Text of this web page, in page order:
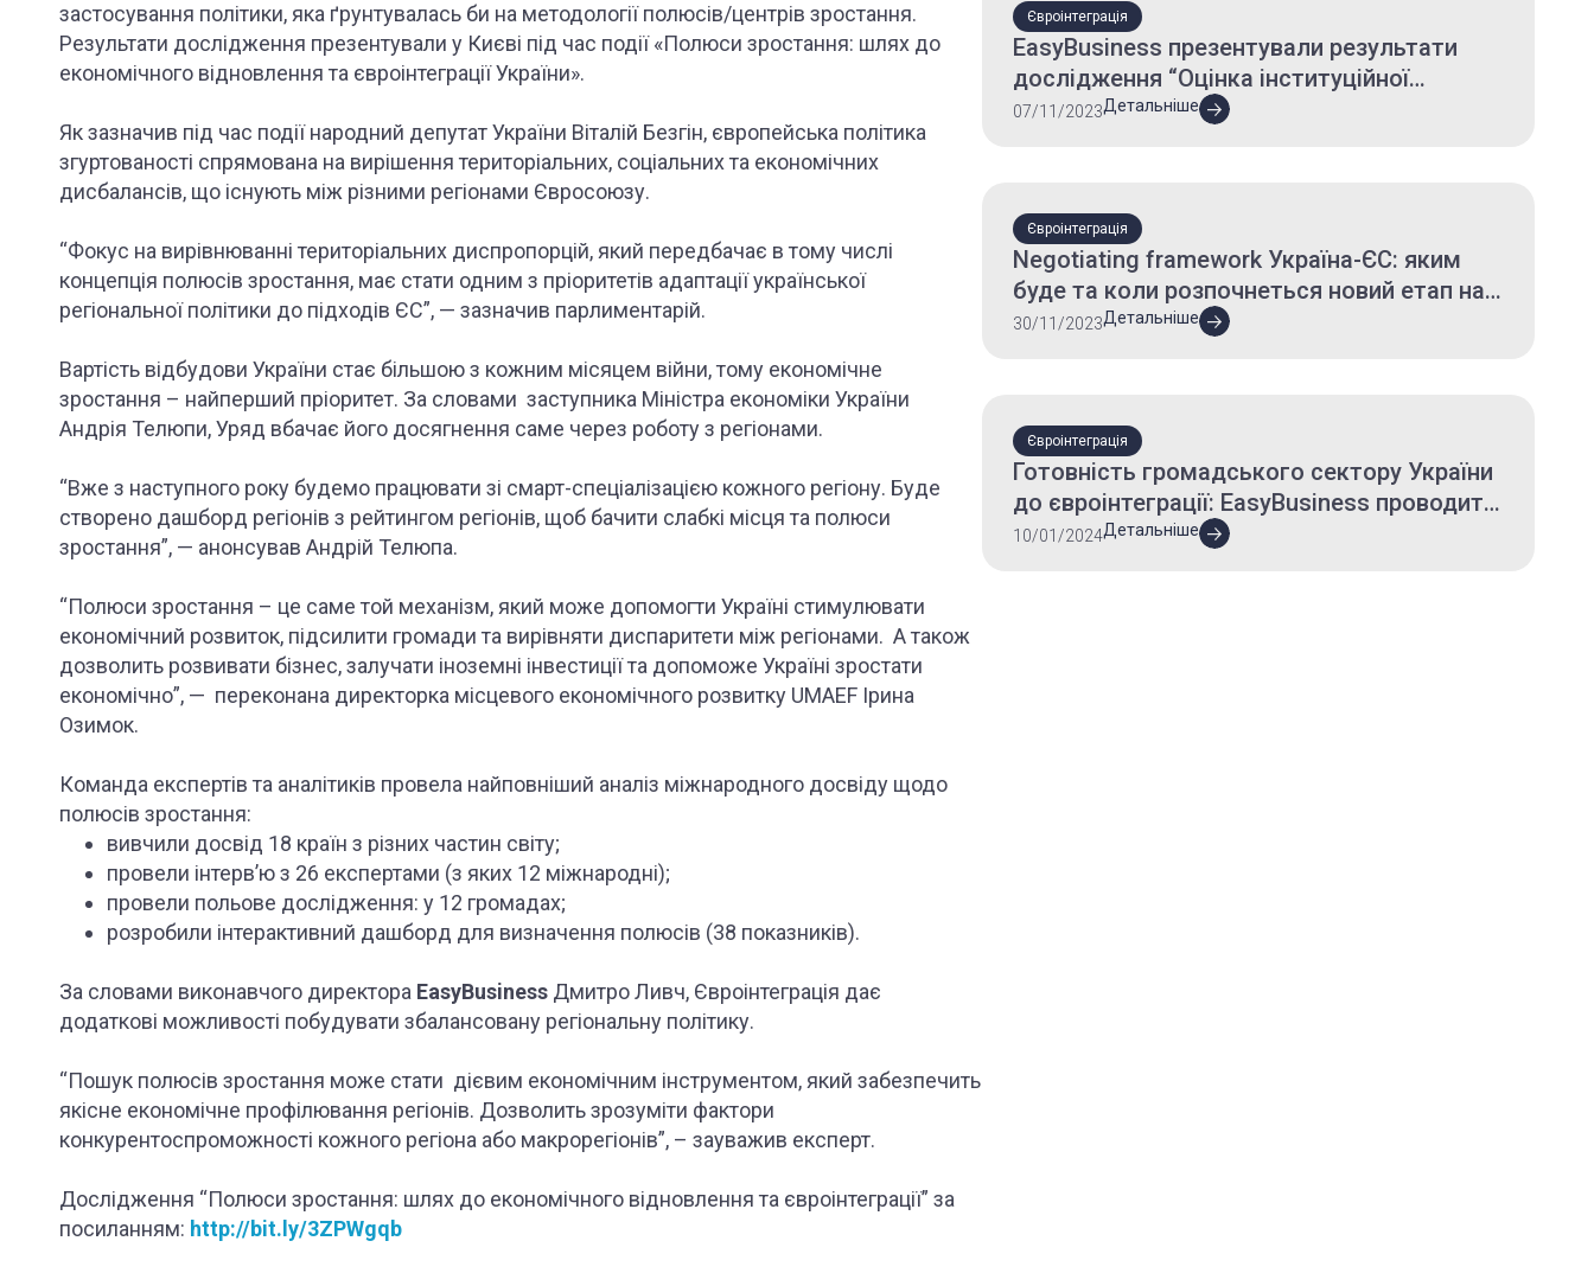
застосування політики, яка ґрунтувалась би на методології полюсів/центрів зростання.
Результати дослідження презентували у Києві під час події «Полюси зростання: шлях до
економічного відновлення та євроінтеграції України».
Як зазначив під час події народний депутат України Віталій Безгін, європейська політика
згуртованості спрямована на вирішення територіальних, соціальних та економічних
дисбалансів, що існують між різними регіонами Євросоюзу.
“Фокус на вирівнюванні територіальних диспропорцій, який передбачає в тому числі
концепція полюсів зростання, має стати одним з пріоритетів адаптації української
регіональної політики до підходів ЄС”, — зазначив парлиментарій.
Вартість відбудови України стає більшою з кожним місяцем війни, тому економічне
зростання – найперший пріоритет. За словами заступника Міністра економіки України
Андрія Телюпи, Уряд вбачає його досягнення саме через роботу з регіонами.
“Вже з наступного року будемо працювати зі смарт-спеціалізацією кожного регіону. Буде
створено дашборд регіонів з рейтингом регіонів, щоб бачити слабкі місця та полюси
зростання”, — анонсував Андрій Телюпа.
“Полюси зростання – це саме той механізм, який може допомогти Україні стимулювати
економічний розвиток, підсилити громади та вирівняти диспаритети між регіонами. А також
дозволить розвивати бізнес, залучати іноземні інвестиції та допоможе Україні зростати
економічно”, — переконана директорка місцевого економічного розвитку UMAEF Ірина
Озимок.
Команда експертів та аналітиків провела найповніший аналіз міжнародного досвіду щодо
полюсів зростання:
вивчили досвід 18 країн з різних частин світу;
провели інтерв’ю з 26 експертами (з яких 12 міжнародні);
провели польове дослідження: у 12 громадах;
розробили інтерактивний дашборд для визначення полюсів (38 показників).
За словами виконавчого директора EasyBusiness Дмитро Ливч, Євроінтеграція дає
додаткові можливості побудувати збалансовану регіональну політику.
“Пошук полюсів зростання може стати дієвим економічним інструментом, який забезпечить
якісне економічне профілювання регіонів. Дозволить зрозуміти фактори
конкурентоспроможності кожного регіона або макрорегіонів”, – зауважив експерт.
Дослідження “Полюси зростання: шлях до економічного відновлення та євроінтеграції” за
посиланням: http://bit.ly/3ZPWgqb
Євроінтеграція
EasyBusiness презентували результати
дослідження “Оцінка інституційної
спроможності Урядового офісу
07/11/2023Детальніше
Євроінтеграція
Negotiating framework Україна-ЄС: яким
буде та коли розпочнеться новий етап на
шляху до вступу
30/11/2023Детальніше
Євроінтеграція
Готовність громадського сектору України
до євроінтеграції: EasyBusiness проводить
всеукраїнське опитування
10/01/2024Детальніше